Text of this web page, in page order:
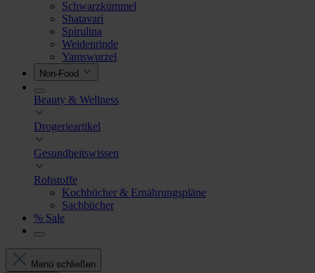
Schwarzkümmel
Shatavari
Spirulina
Weidenrinde
Yamswurzel
Non-Food
Beauty & Wellness
Drogerieartikel
Gesundheitswissen
Rohstoffe
Kochbücher & Ernährungspläne
Sachbücher
% Sale
Menü schließen